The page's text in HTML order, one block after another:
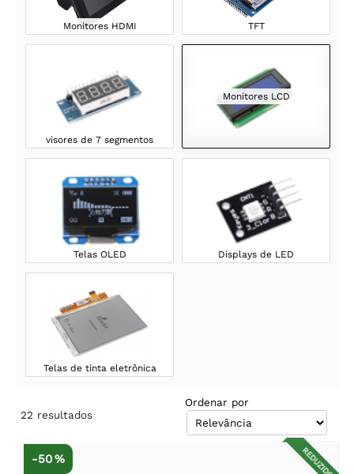
Monitores HDMI TFT
visores de 7 segmentos
Monitores LCD
Telas OLED Displays de LED
Telas de tinta eletrônica
22 resultados
Ordenar por
REDUZIDO
-50 %